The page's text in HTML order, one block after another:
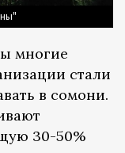
многие
стали
в сомони.
30-50%